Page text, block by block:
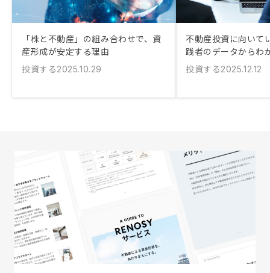
「株と不動産」の組み合わせで、資
産形成が安定する理由
投資する2025.10.29
不動産投資に向いて
践者のデータからわ
投資する2025.12.12